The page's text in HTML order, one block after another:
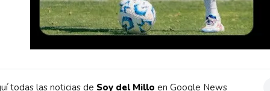
todas las noticias de Soy del Millo en Google News